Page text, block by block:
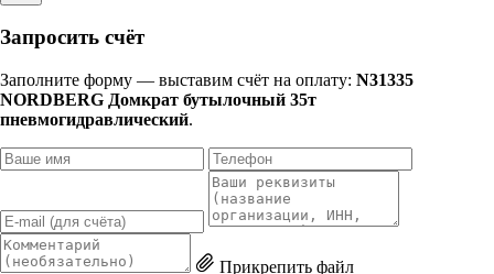
Запросить счёт
Заполните форму — выставим счёт на оплату: N31335
NORDBERG Домкрат бутылочный 35т
пневмогидравлический.
Прикрепить файл